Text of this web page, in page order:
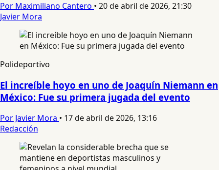
Por Maximiliano Cantero • 20 de abril de 2026, 21:30
Javier Mora
Polideportivo
El increíble hoyo en uno de Joaquín Niemann en
México: Fue su primera jugada del evento
Por Javier Mora • 17 de abril de 2026, 13:16
Redacción